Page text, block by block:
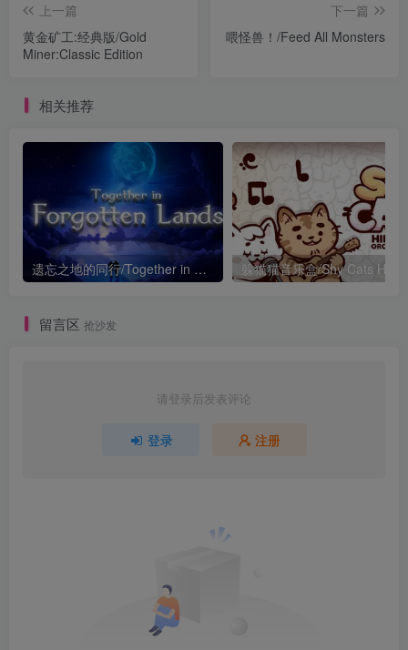
上一篇
黄金矿工:经典版/Gold
Miner:Classic Edition
下一篇
喂怪兽！/Feed All Monsters
相关推荐
遗忘之地的同行/Together in Forgotten Lands
留言区 抢沙发
请登录后发表评论
登录 注册